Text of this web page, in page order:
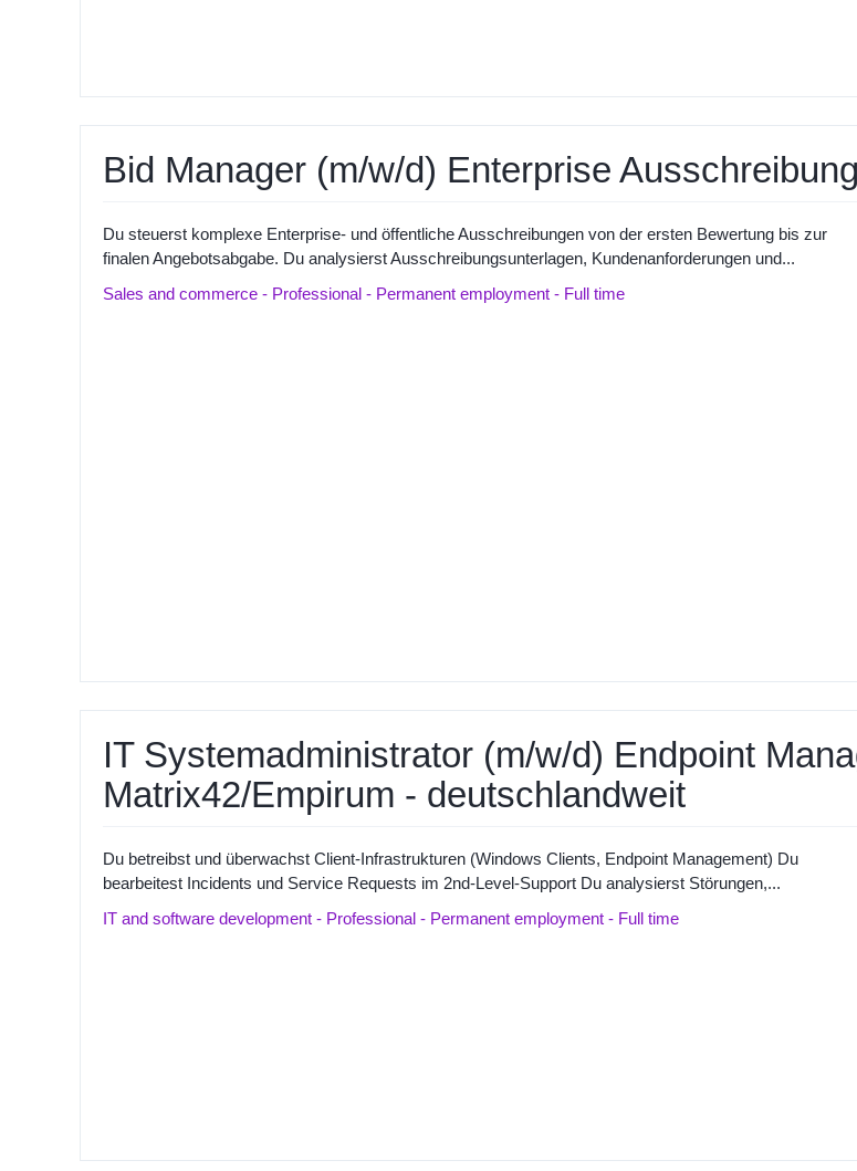
Bid Manager (m/w/d) Enterprise
Du steuerst komplexe Enterprise- und öffentliche Ausschreibungen von der ersten Bewertung bis zur
finalen Angebotsabgabe. Du analysierst Ausschreibungsunterlagen, Kundenanforderungen und...
Sales and commerce - Professional - Permanent employment - Full time
IT Systemadministrator (m/w/d) Endpoint
Matrix42/Empirum - deutschlandweit
Du betreibst und überwachst Client-Infrastrukturen (Windows Clients, Endpoint Management) Du
bearbeitest Incidents und Service Requests im 2nd-Level-Support Du analysierst Störungen,...
IT and software development - Professional - Permanent employment - Full time